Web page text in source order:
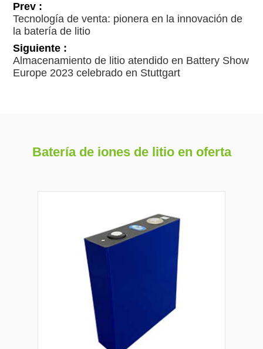
Prev :
Tecnología de venta: pionera en la innovación de
la batería de litio
Siguiente :
Almacenamiento de litio atendido en Battery Show
Europe 2023 celebrado en Stuttgart
Batería de iones de litio en oferta